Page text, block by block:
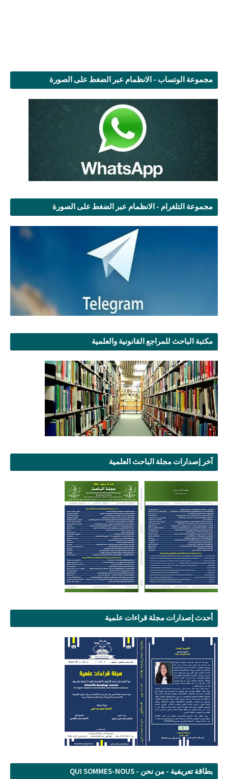
مجموعة الوتساب - الانظمام عبر الضغط على الصورة
مجموعة التلغرام - الانظمام عبر الضغط على الصورة
مكتبة الباحث للمراجع القانونية والعلمية
آخر إصدارات مجلة الباحث العلمية
أحدث إصدارات مجلة قراءات علمية
بطاقة تعريفية - من نحن - QUI SOMMES-NOUS